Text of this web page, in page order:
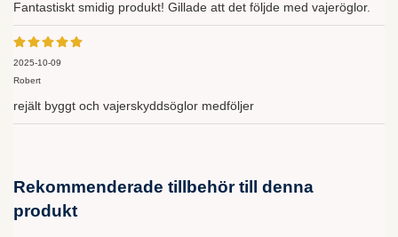
Fantastiskt smidig produkt! Gillade att det följde med vajeröglor.
2025-10-09
Robert
rejält byggt och vajerskyddsöglor medföljer
Rekommenderade tillbehör till denna
produkt